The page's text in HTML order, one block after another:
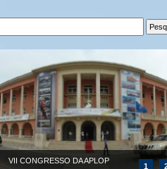
VII CONGRESSO DA APLOP
1